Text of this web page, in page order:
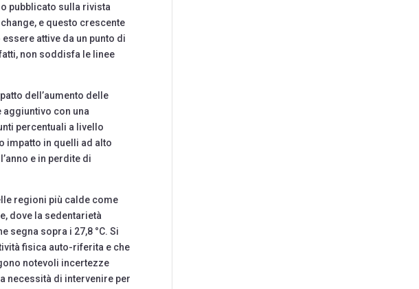
pubblicato sulla rivista
e questo crescente
attive da un punto di
non soddisfa le linee
dell’aumento delle
con una
percentuali a livello
impatto in quelli ad alto
e in perdite di
regioni più calde come
dove la sedentarietà
segna sopra i 27,8 °C. Si
fisica auto-riferita e che
notevoli incertezze
necessità di intervenire per